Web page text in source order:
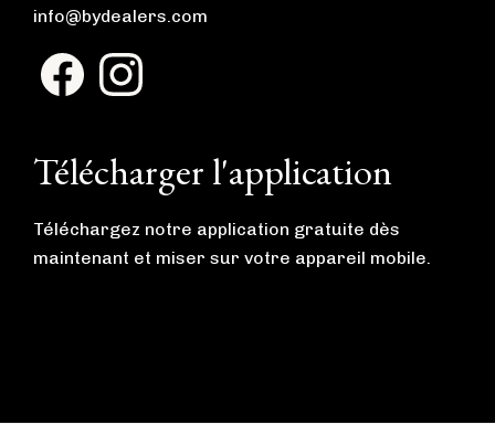
info@bydealers.com
F
a
o
o
I
n
g
r
Télécharger l'application
Téléchargez notre application gratuite dès
maintenant et miser sur votre appareil mobile.